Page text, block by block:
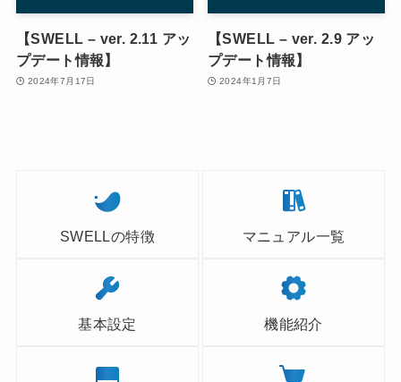
【SWELL – ver. 2.11 アッ
プデート情報】
2024年7月17日
【SWELL – ver. 2.9 アッ
プデート情報】
2024年1月7日
SWELLの特徴 マニュアル一覧
基本設定 機能紹介